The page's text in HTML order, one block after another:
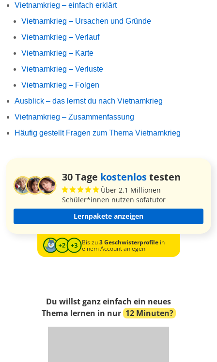
Vietnamkrieg – einfach erklärt
Vietnamkrieg – Ursachen und Gründe
Vietnamkrieg – Verlauf
Vietnamkrieg – Karte
Vietnamkrieg – Verluste
Vietnamkrieg – Folgen
Ausblick – das lernst du nach Vietnamkrieg
Vietnamkrieg – Zusammenfassung
Häufig gestellt Fragen zum Thema Vietnamkrieg
30 Tage kostenlostesten
Über 2,1 Millionen
Schüler*innen nutzen sofatutor
Lernpakete anzeigen
Bis zu3 Geschwisterprofilein
einem Account anlegen
Du willst ganz einfach ein neues
Thema lernen in nur 12 Minuten?